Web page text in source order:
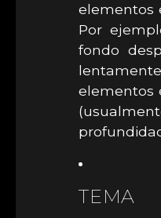
elementos
Por
fondo
elementos
TEMA